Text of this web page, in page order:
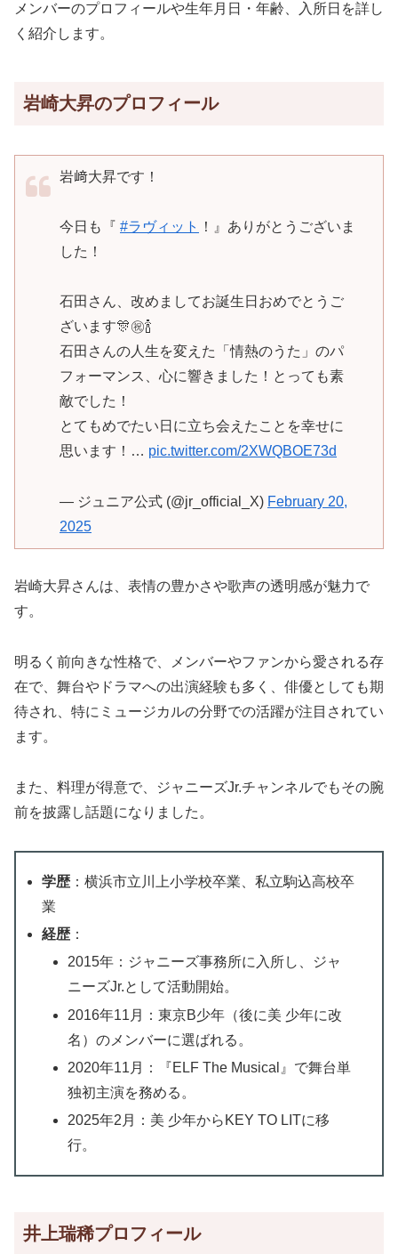
メンバーのプロフィールや生年月日・年齢、入所日を詳し
く紹介します。
岩崎大昇のプロフィール
岩﨑大昇です！
今日も『 #ラヴィット
！』ありがとうございま
した！
石田さん、改めましてお誕生日おめでとうご
ざいます🎊㊗️🍾
石田さんの人生を変えた「情熱のうた」のパ
フォーマンス、心に響きました！とっても素
敵でした！
とてもめでたい日に立ち会えたことを幸せに
思います！… pic.twitter.com/2XWQBOE73d
— ジュニア公式 (@jr_official_X) February 20,
2025
岩崎大昇さんは、表情の豊かさや歌声の透明感が魅力で
す。
明るく前向きな性格で、メンバーやファンから愛される存
在で、舞台やドラマへの出演経験も多く、俳優としても期
待され、特にミュージカルの分野での活躍が注目されてい
ます。
また、料理が得意で、ジャニーズJr.チャンネルでもその腕
前を披露し話題になりました。
学歴 ：横浜市立川上小学校卒業、私立駒込高校卒
業
経歴 ：
2015年：ジャニーズ事務所に入所し、ジャ
ニーズJr.として活動開始。
2016年11月：東京B少年（後に美 少年に改
名）のメンバーに選ばれる。
2020年11月：『ELF The Musical』で舞台単
独初主演を務める。
2025年2月：美 少年からKEY TO LITに移
行。
井上瑞稀プロフィール